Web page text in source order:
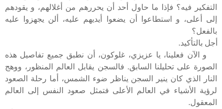
التفكير فيه؟ فإذا ما حاول أحد أن يحررهم من أغلالهم، و يقودهم
إلى أعلى، و استطاعوا أن يضعوا أيديهم عليه، ألن يجهزوا عليه
بالفعل؟
أجل بالتأكيد.
و الآن فعلينا، يا عزيزي، غلوكون، أن نطبق جميع تفاصيل هذه
الصورة على تحليلنا السابق. فالسجن يقابل العالم المنظور، ووهج
النار الذي كان ينير السجن يناظر ضوء الشمس، أما رحلة الصعود
لرؤية الأشياء في العالم الأعلى فتمثل صعود النفس إلى العالم
المعقول.